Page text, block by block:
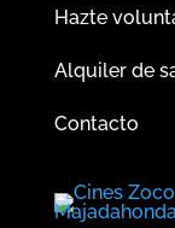
Hazte
Alquiler de
Contacto